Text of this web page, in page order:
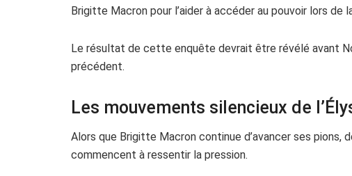
Brigitte Macron pour l’aider à accéder au pouvoir lors de
Le résultat de cette enquête devrait être révélé avant
précédent.
Les mouvements silencieux de
Alors que Brigitte Macron continue d’avancer ses pions,
commencent à ressentir la pression.